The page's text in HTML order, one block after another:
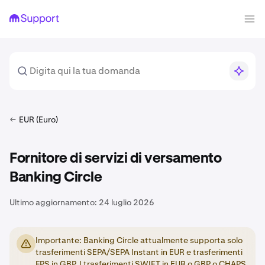
EUR (Euro)
Fornitore di servizi di versamento
Banking Circle
Ultimo aggiornamento: 24 luglio 2026
Importante: Banking Circle attualmente supporta solo
trasferimenti SEPA/SEPA Instant in EUR e trasferimenti